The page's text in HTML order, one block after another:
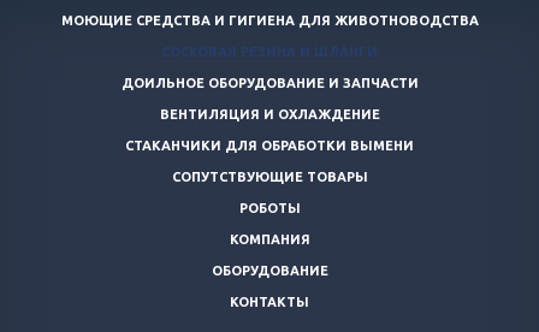
МОЮЩИЕ СРЕДСТВА И ГИГИЕНА ДЛЯ ЖИВОТНОВОДСТВА
СОСКОВАЯ РЕЗИНА И ШЛАНГИ
ДОИЛЬНОЕ ОБОРУДОВАНИЕ И ЗАПЧАСТИ
ВЕНТИЛЯЦИЯ И ОХЛАЖДЕНИЕ
СТАКАНЧИКИ ДЛЯ ОБРАБОТКИ ВЫМЕНИ
СОПУТСТВУЮЩИЕ ТОВАРЫ
РОБОТЫ
КОМПАНИЯ
ОБОРУДОВАНИЕ
КОНТАКТЫ